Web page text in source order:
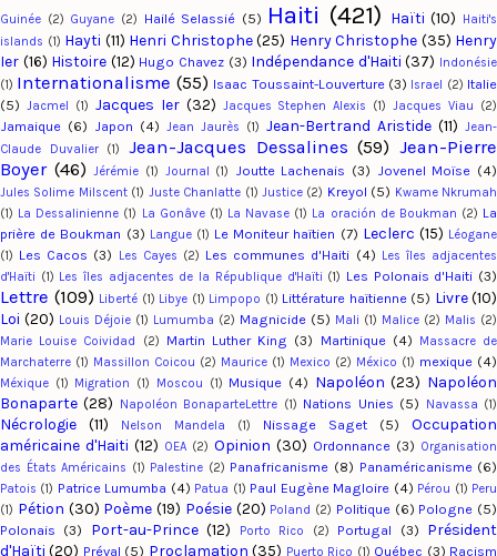
Guinée (2) Guyane (2) Hailé Selassié (5) Haiti (421) Haïti (10)
Haiti's
islands (1) Hayti (11) Henri Christophe (25) Henry Christophe (35) Henry
Ier (16) Histoire (12) Hugo Chavez (3) Indépendance d'Haiti (37) Indonésie
(1) Internationalisme (55) Isaac Toussaint-Louverture (3) Israel (2) Italie
(5) Jacmel (1) Jacques Ier (32) Jacques Stephen Alexis (1) Jacques Viau (2)
Jamaique (6) Japon (4) Jean Jaurès (1) Jean-Bertrand Aristide (11) Jean-
Claude Duvalier
(1) Jean-Jacques Dessalines (59) Jean-Pierre
Boyer (46) Jérémie (1) Journal (1) Joutte Lachenais (3) Jovenel Moïse (4)
Jules Solime Milscent (1) Juste Chanlatte (1) Justice (2) Kreyol (5) Kwame Nkrumah
(1) La Dessalinienne (1) La Gonâve (1) La Navase (1) La oración de Boukman (2) La
prière de Boukman (3) Langue (1) Le Moniteur haïtien (7) Leclerc (15) Léogane
(1) Les Cacos (3) Les Cayes (2) Les communes d'Haiti (4) Les îles adjacentes
d'Haïti (1) Les îles adjacentes de la République d'Haïti (1) Les Polonais d'Haiti (3)
Lettre (109) Liberté (1) Libye (1) Limpopo (1) Littérature haïtienne (5) Livre (10)
Loi (20) Louis Déjoie (1) Lumumba (2) Magnicide (5) Mali (1) Malice (2) Malis (2)
Marie Louise Coividad
(2) Martin Luther King (3) Martinique (4)
Massacre de
Marchaterre (1) Massillon Coicou (2) Maurice (1) Mexico (2) México (1) mexique (4)
Méxique (1) Migration (1) Moscou (1) Musique (4) Napoléon (23) Napoléon
Bonaparte (28) Napoléon BonaparteLettre (1) Nations Unies (5) Navassa (1)
Nécrologie (11) Nelson Mandela (1) Nissage Saget (5)
Occupation
américaine d'Haiti (12) OEA (2) Opinion (30) Ordonnance (3) Organisation
des États Américains (1) Palestine (2) Panafricanisme (8) Panaméricanisme (6)
Patois (1) Patrice Lumumba (4) Patua (1) Paul Eugène Magloire (4) Pérou (1) Peru
(1) Pétion (30) Poème (19) Poésie (20) Poland (2) Politique (6) Pologne (5)
Polonais (3) Port-au-Prince (12) Porto Rico (2) Portugal (3) Président
d'Haïti (20) Préval (5) Proclamation (35) Puerto Rico (1) Québec (3) Racism